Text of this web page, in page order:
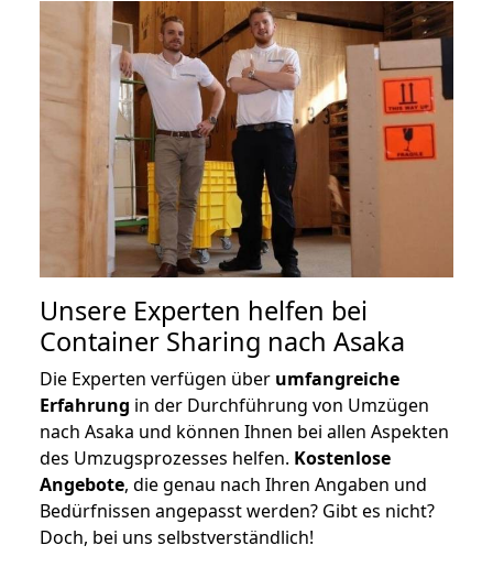
Unsere Experten helfen bei
Container Sharing nach Asaka
Die Experten verfügen über umfangreiche
Erfahrung in der Durchführung von Umzügen
nach Asaka und können Ihnen bei allen Aspekten
des Umzugsprozesses helfen. Kostenlose
Angebote, die genau nach Ihren Angaben und
Bedürfnissen angepasst werden? Gibt es nicht?
Doch, bei uns selbstverständlich!